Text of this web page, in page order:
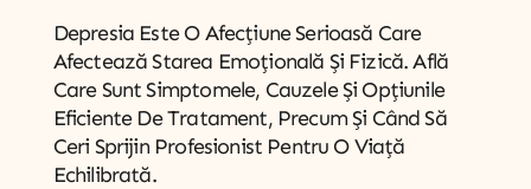
Depresia Este O Afecțiune Serioasă Care
Afectează Starea Emoțională Și Fizică. Află
Care Sunt Simptomele, Cauzele Și Opțiunile
Eficiente De Tratament, Precum Și Când Să
Ceri Sprijin Profesionist Pentru O Viață
Echilibrată.